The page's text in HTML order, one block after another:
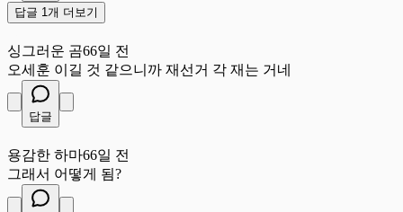
답글 1개 더보기
싱그러운 곰66일 전
오세훈 이길 것 같으니까 재선거 각 재는 거네
답글
용감한 하마66일 전
그래서 어떻게 됨?